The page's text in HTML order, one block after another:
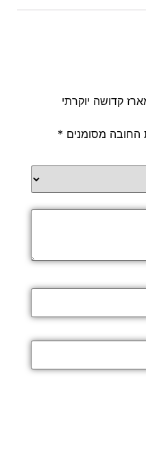
קדושה יוקרתי
החובה מסומנים *